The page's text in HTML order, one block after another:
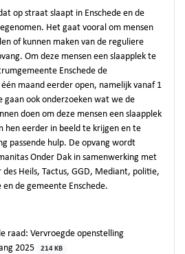
op straat slaapt in Enschede en de
Het gaat vooral om mensen
of kunnen maken van de reguliere
Om deze mensen een slaapplek te
Enschede de
maand eerder open, namelijk vanaf 1
gaan ook onderzoeken wat we de
doen om deze mensen een slaapplek
hen eerder in beeld te krijgen en te
passende hulp. De opvang wordt
Onder Dak in samenwerking met
Heils, Tactus, GGD, Mediant, politie,
en de gemeente Enschede.
raad: Vervroegde openstelling
2025
214 KB